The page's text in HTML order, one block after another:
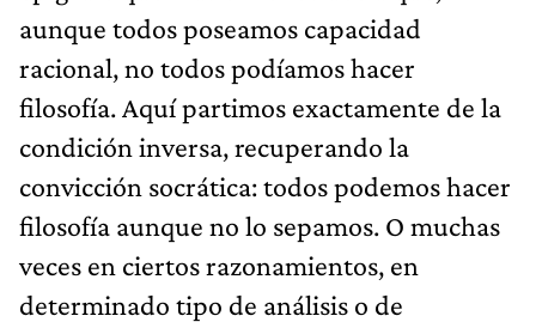
aunque todos poseamos capacidad
racional, no todos podíamos hacer
filosofía. Aquí partimos exactamente de la
condición inversa, recuperando la
convicción socrática: todos podemos hacer
filosofía aunque no lo sepamos. O muchas
veces en ciertos razonamientos, en
determinado tipo de análisis o de